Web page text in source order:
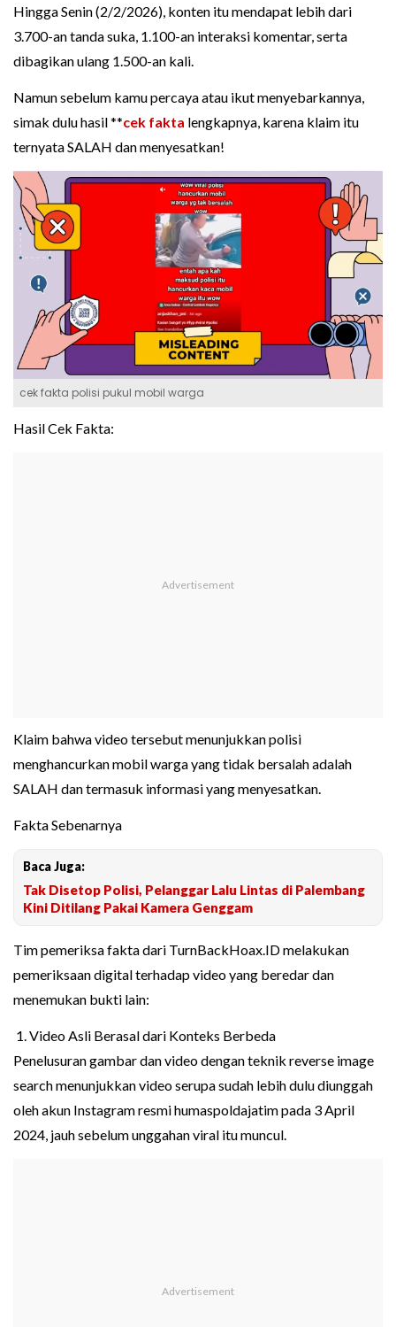
Hingga Senin (2/2/2026), konten itu mendapat lebih dari
3.700-an tanda suka, 1.100-an interaksi komentar, serta
dibagikan ulang 1.500-an kali.
Namun sebelum kamu percaya atau ikut menyebarkannya,
simak dulu hasil **cek fakta lengkapnya, karena klaim itu
ternyata SALAH dan menyesatkan!
cek fakta polisi pukul mobil warga
Hasil Cek Fakta:
Klaim bahwa video tersebut menunjukkan polisi
menghancurkan mobil warga yang tidak bersalah adalah
SALAH dan termasuk informasi yang menyesatkan.
Fakta Sebenarnya
Baca Juga:
Tak Disetop Polisi, Pelanggar Lalu Lintas di Palembang
Kini Ditilang Pakai Kamera Genggam
Tim pemeriksa fakta dari TurnBackHoax.ID melakukan
pemeriksaan digital terhadap video yang beredar dan
menemukan bukti lain:
1. Video Asli Berasal dari Konteks Berbeda
Penelusuran gambar dan video dengan teknik reverse image
search menunjukkan video serupa sudah lebih dulu diunggah
oleh akun Instagram resmi humaspoldajatim pada 3 April
2024, jauh sebelum unggahan viral itu muncul.